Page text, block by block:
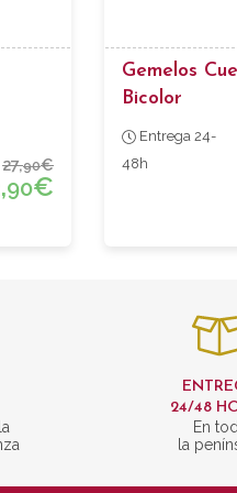
27,90€
90€
Gemelos
Bicolor
Entrega 24-
48h
24/48
En
la